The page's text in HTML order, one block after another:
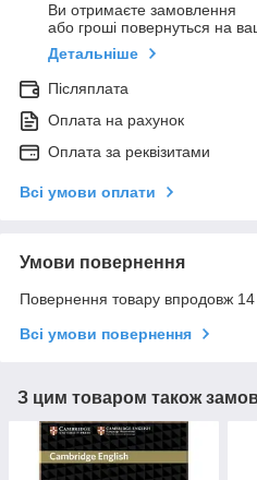
Ви отримаєте замовлення
або гроші повернуться на
Детальніше
Післяплата
Оплата на рахунок
Оплата за реквізитами
Всі умови оплати
Умови повернення
Повернення товару впродовж 14
Всі умови повернення
З цим товаром також